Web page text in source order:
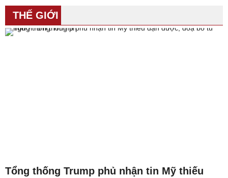
THẾ GIỚI
Tổng thống Trump phủ nhận tin Mỹ thiếu